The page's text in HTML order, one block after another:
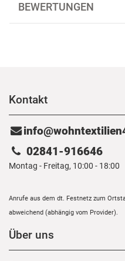
BEWERTUNGEN
Kontakt
02841-916646
Montag - Freitag, 10:00 - 18:00
Anrufe aus dem dt. Festnetz zum
abweichend (abhängig vom Provider).
Über uns